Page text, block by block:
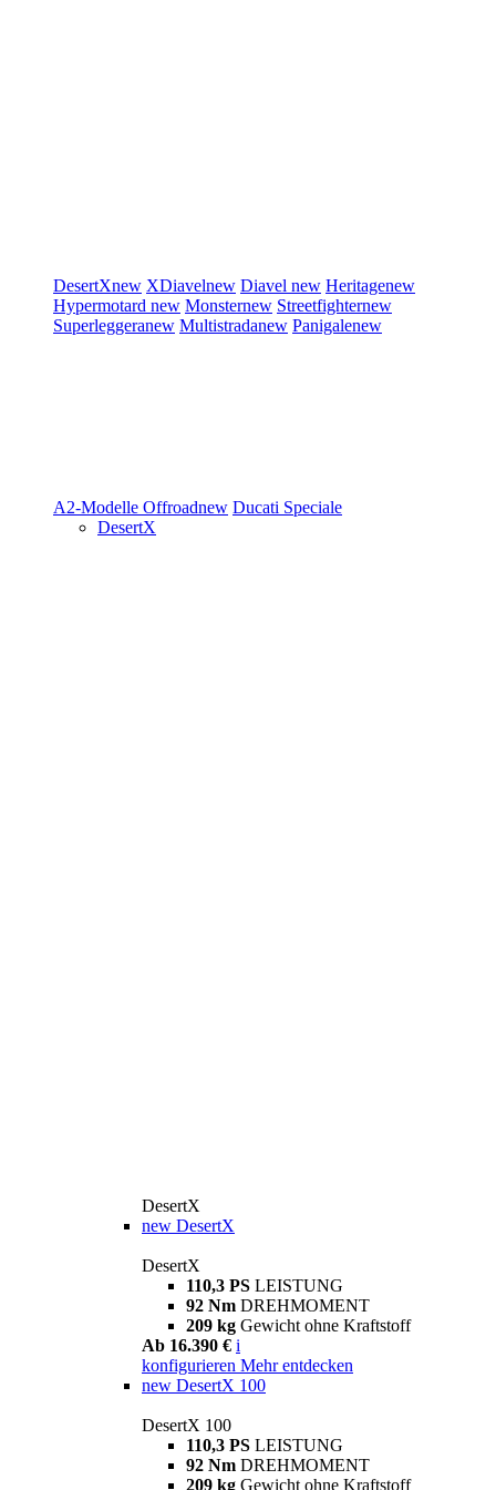
DesertXnew XDiavelnew Diavel new Heritagenew
Hypermotard new Monsternew Streetfighternew
Superleggeranew Multistradanew Panigalenew
A2-Modelle Offroadnew Ducati Speciale
DesertX
DesertX
new DesertX
DesertX
110,3 PS LEISTUNG
92 Nm DREHMOMENT
209 kg Gewicht ohne Kraftstoff
Ab 16.390 € i
konfigurieren Mehr entdecken
new DesertX 100
DesertX 100
110,3 PS LEISTUNG
92 Nm DREHMOMENT
209 kg Gewicht ohne Kraftstoff